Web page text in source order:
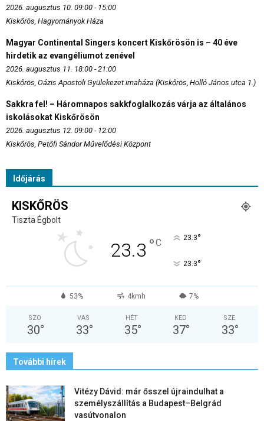
2026. augusztus 10. 09:00 - 15:00
Kiskőrös, Hagyományok Háza
Magyar Continental Singers koncert Kiskőrösön is – 40 éve
hirdetik az evangéliumot zenével
2026. augusztus 11. 18:00 - 21:00
Kiskőrös, Oázis Apostoli Gyülekezet imaháza (Kiskőrös, Holló János utca 1.)
Sakkra fel! – Háromnapos sakkfoglalkozás várja az általános
iskolásokat Kiskőrösön
2026. augusztus 12. 09:00 - 12:00
Kiskőrös, Petőfi Sándor Művelődési Központ
Időjárás
KISKŐRÖS
Tiszta Égbolt
23.3 °C 23.3°
23.3°
53% 4kmh 7%
SZO
30°
VAS
33°
HÉT
35°
KED
37°
SZE
33°
További hírek
Vitézy Dávid: már ősszel újraindulhat a
személyszállítás a Budapest–Belgrád
vasútvonalon